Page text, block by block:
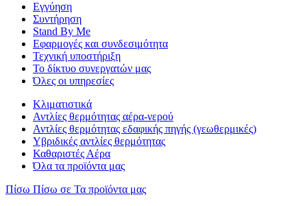
Εγγύηση
Συντήρηση
Stand By Me
Εφαρμογές και συνδεσιμότητα
Τεχνική υποστήριξη
Το δίκτυο συνεργατών μας
Όλες οι υπηρεσίες
Κλιματιστικά
Αντλίες θερμότητας αέρα-νερού
Αντλίες θερμότητας εδαφικής πηγής (γεωθερμικές)
Υβριδικές αντλίες θερμότητας
Καθαριστές Αέρα
Όλα τα προϊόντα μας
Πίσω Πίσω σε Τα προϊόντα μας